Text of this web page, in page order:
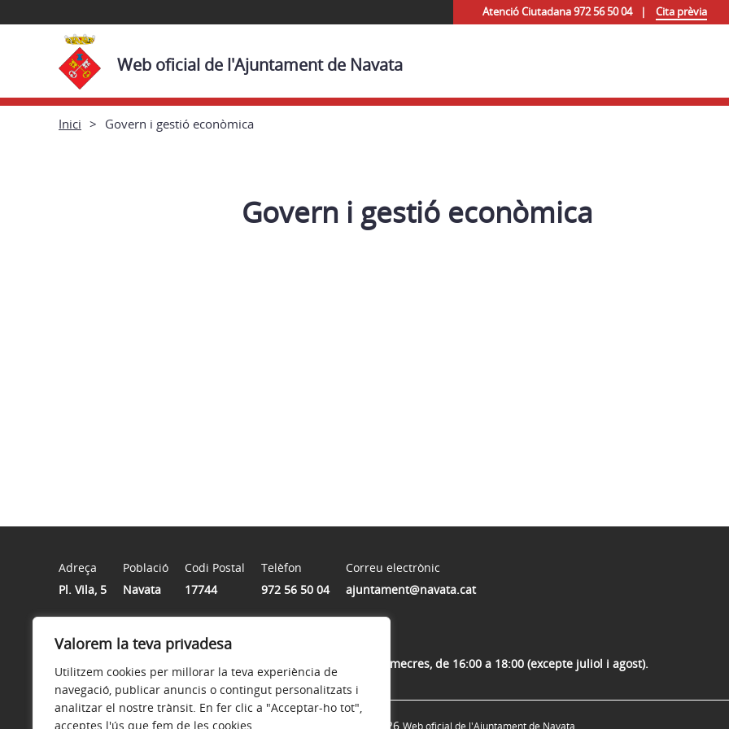
Valorem la teva privadesa
Utilitzem cookies per millorar la teva experiència de
navegació, publicar anuncis o contingut personalitzats i
analitzar el nostre trànsit. En fer clic a "Acceptar-ho tot",
acceptes l'ús que fem de les cookies.
Atenció Ciutadana 972 56 50 04 Cita prèvia
Web oficial de l'Ajuntament de Navata
Inici Govern i gestió econòmica
Govern i gestió econòmica
Adreça
Pl. Vila, 5
Població
Navata
Codi Postal
17744
Telèfon
972 56 50 04
Correu electrònic
ajuntament@navata.cat
Horari
Matins: de dilluns a divendres, de 09:00 a 14:00. | Tardes: dimecres, de 16:00 a 18:00 (excepte juliol i agost).
Avís legal Política de privacitat © 2026